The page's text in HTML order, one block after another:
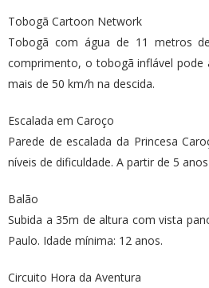
Tobogã Cartoon Network
Tobogã com água de 11 metros
comprimento, o tobogã inflável pode
mais de 50 km/h na descida.
Escalada em Caroço
Parede de escalada da Princesa
níveis de dificuldade. A partir de 5
Balão
Subida a 35m de altura com vista
Paulo. Idade mínima: 12 anos.
Circuito Hora da Aventura